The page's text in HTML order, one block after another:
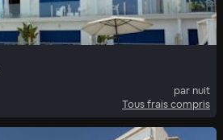
par nuit
Tous frais compris